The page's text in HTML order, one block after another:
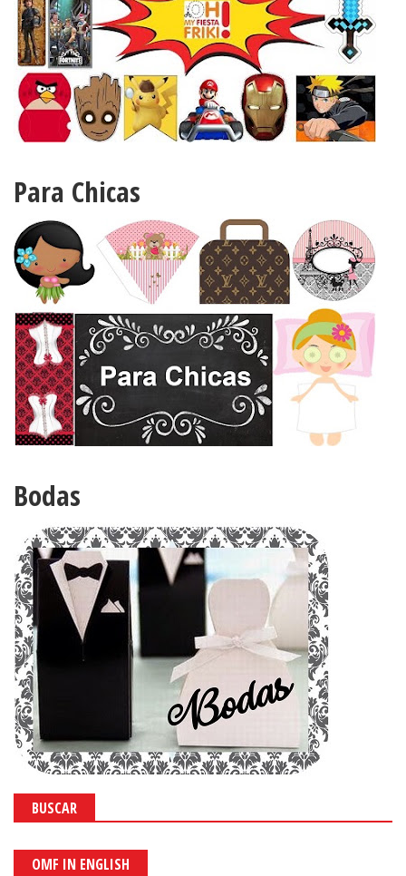
Para Chicas
Bodas
BUSCAR
OMF IN ENGLISH